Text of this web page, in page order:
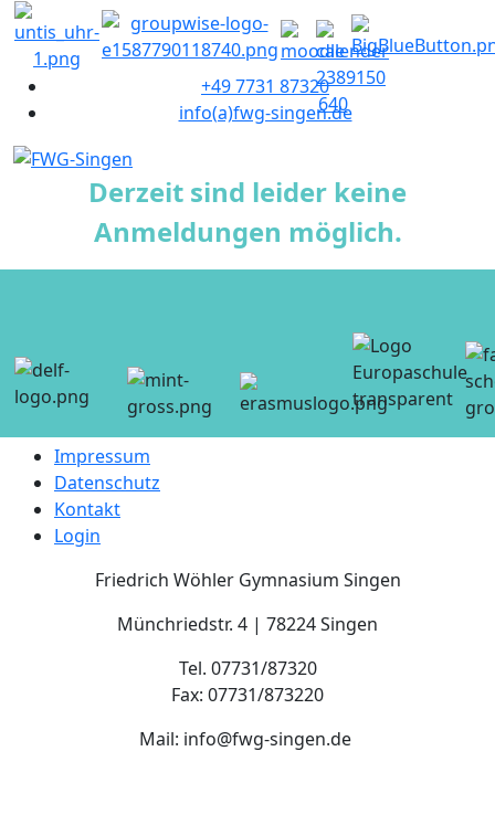
+49 7731 87320
info(a)fwg-singen.de
Derzeit sind leider keine
Anmeldungen möglich.
Impressum
Datenschutz
Kontakt
Login
Friedrich Wöhler Gymnasium Singen
Münchriedstr. 4 | 78224 Singen
Tel. 07731/87320
Fax: 07731/873220
Mail: info@fwg-singen.de